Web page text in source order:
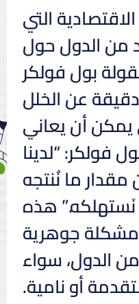
التي
من الدول حول
بول فولكر
عن الخلل
يمكن أن يعاني
فولكر: “لدينا
مقدار ما نُنتجه
نَستهلكه.” هذه
مشكلة جوهرية
الدول، سواء
أو نامية.